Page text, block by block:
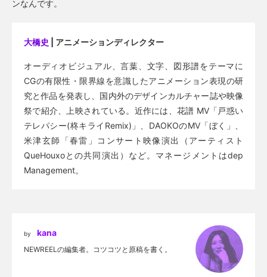
ンなんです。
大橋史 | アニメーションディレクター
オーディオビジュアル、言葉、文字、図形譜をテーマに
CGの有限性・限界線を意識したアニメーション表現の研
究と作品を発表し、国内外のデザインカルチャー誌や映像
祭で紹介、上映されている。近作には、花譜 MV「戸惑い
テレパシー(柊キライRemix)」、DAOKOのMV「ぼく」、
米津玄師「春雷」コンサート映像演出（アーティスト
QueHouxoとの共同演出）など。マネージメントはdep
Management。
by kana
NEWREELの編集者。コツコツと原稿を書く。